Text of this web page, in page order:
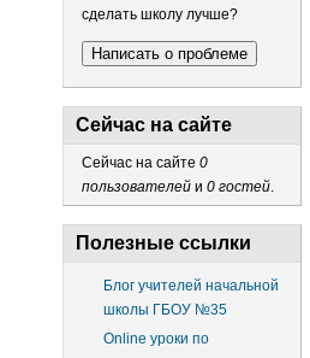
сделать школу лучше?
Написать о проблеме
Сейчас на сайте
Сейчас на сайте 0
пользователейи 0 гостей.
Полезные ссылки
Блог учителей начальной
школы ГБОУ №35
Online уроки по